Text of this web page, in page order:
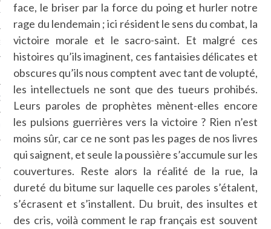
EN VOD
face, le briser par la force du poing et hurler notre
rage du lendemain ; ici résident le sens du combat, la
victoire morale et le sacro-saint. Et malgré ces
histoires qu’ils imaginent, ces fantaisies délicates et
obscures qu’ils nous comptent avec tant de volupté,
les intellectuels ne sont que des tueurs prohibés.
Leurs paroles de prophètes mènent-elles encore
les pulsions guerrières vers la victoire ? Rien n’est
moins sûr, car ce ne sont pas les pages de nos livres
qui saignent, et seule la poussière s’accumule sur les
couvertures. Reste alors la réalité de la rue, la
dureté du bitume sur laquelle ces paroles s’étalent,
s’écrasent et s’installent. Du bruit, des insultes et
des cris, voilà comment le rap français est souvent